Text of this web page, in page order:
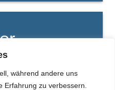
während andere uns
Erfahrung zu verbessern.